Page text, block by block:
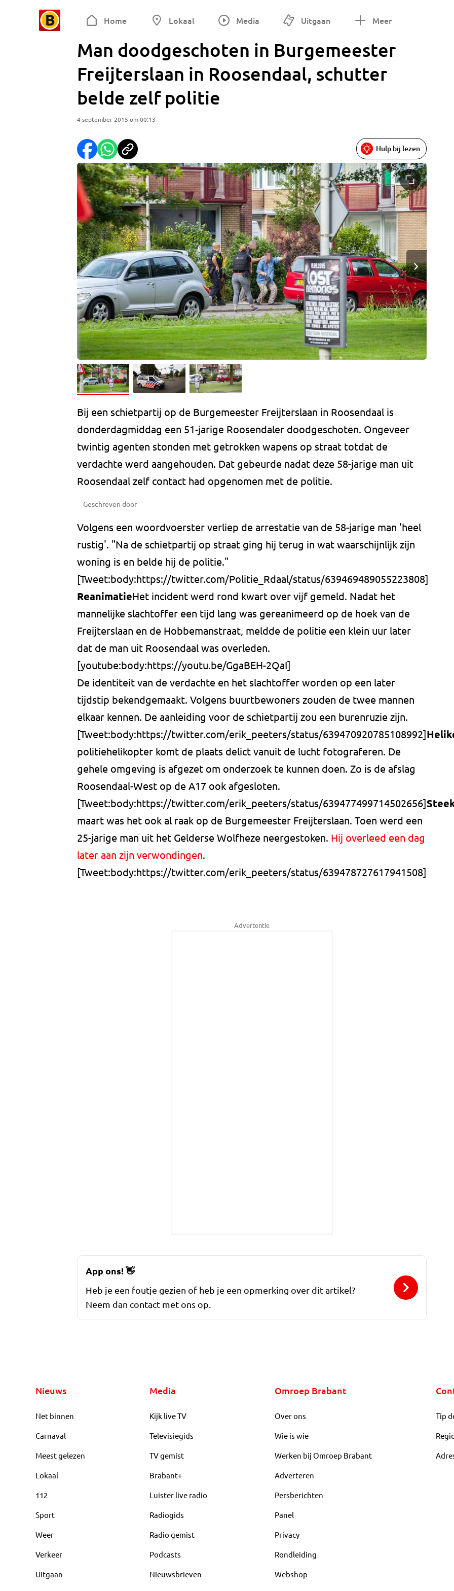
Home Lokaal Media Uitgaan Meer
Man doodgeschoten in Burgemeester
Freijterslaan in Roosendaal, schutter
belde zelf politie
4 september 2015 om 00:13
Hulp bij lezen
Bij een schietpartij op de Burgemeester Freijterslaan in Roosendaal is
donderdagmiddag een 51-jarige Roosendaler doodgeschoten. Ongeveer
twintig agenten stonden met getrokken wapens op straat totdat de
verdachte werd aangehouden. Dat gebeurde nadat deze 58-jarige man uit
Roosendaal zelf contact had opgenomen met de politie.
Geschreven door
Volgens een woordvoerster verliep de arrestatie van de 58-jarige man 'heel
rustig'. "Na de schietpartij op straat ging hij terug in wat waarschijnlijk zijn
woning is en belde hij de politie."
[Tweet:body:https://twitter.com/Politie_Rdaal/status/639469489055223808]
ReanimatieHet incident werd rond kwart over vijf gemeld. Nadat het
mannelijke slachtoffer een tijd lang was gereanimeerd op de hoek van de
Freijterslaan en de Hobbemanstraat, meldde de politie een klein uur later
dat de man uit Roosendaal was overleden.
[youtube:body:https://youtu.be/GgaBEH-2QaI]
De identiteit van de verdachte en het slachtoffer worden op een later
tijdstip bekendgemaakt. Volgens buurtbewoners zouden de twee mannen
elkaar kennen. De aanleiding voor de schietpartij zou een burenruzie zijn.
[Tweet:body:https://twitter.com/erik_peeters/status/639470920785108992]
politiehelikopter komt de plaats delict vanuit de lucht fotograferen. De
gehele omgeving is afgezet om onderzoek te kunnen doen. Zo is de afslag
Roosendaal-West op de A17 ook afgesloten.
[Tweet:body:https://twitter.com/erik_peeters/status/639477499714502656]
maart was het ook al raak op de Burgemeester Freijterslaan. Toen werd een
25-jarige man uit het Gelderse Wolfheze neergestoken. Hij overleed een dag
later aan zijn verwondingen.
[Tweet:body:https://twitter.com/erik_peeters/status/639478727617941508]
Advertentie
App ons!👋
Heb je een foutje gezien of heb je een opmerking over dit artikel?
Neem dan contact met ons op.
Nieuws
Net binnen
Carnaval
Meest gelezen
Lokaal
112
Sport
Weer
Verkeer
Uitgaan
Media
Kijk live TV
Televisiegids
TV gemist
Brabant+
Luister live radio
Radiogids
Radio gemist
Podcasts
Nieuwsbrieven
Omroep Brabant
Over ons
Wie is wie
Werken bij Omroep Brabant
Adverteren
Persberichten
Panel
Privacy
Rondleiding
Webshop
Tip